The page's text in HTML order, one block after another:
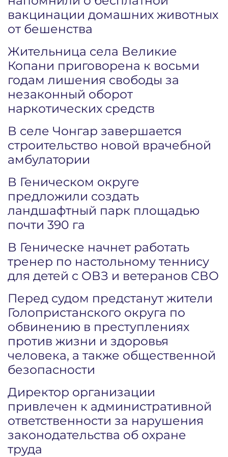
вакцинации домашних животных
от бешенства
Жительница села Великие
Копани приговорена к восьми
годам лишения свободы за
незаконный оборот
наркотических средств
В селе Чонгар завершается
строительство новой врачебной
амбулатории
В Геническом округе
предложили создать
ландшафтный парк площадью
почти 390 га
В Геническе начнет работать
тренер по настольному теннису
для детей с ОВЗ и ветеранов СВО
Перед судом предстанут жители
Голопристанского округа по
обвинению в преступлениях
против жизни и здоровья
человека, а также общественной
безопасности
Директор организации
привлечен к административной
ответственности за нарушения
законодательства об охране
труда